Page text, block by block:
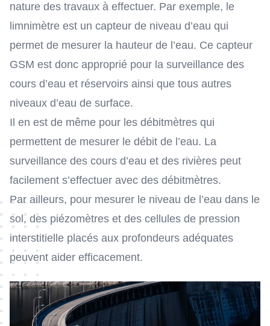
nature des travaux à effectuer. Par exemple, le
limnimètre est un capteur de niveau d’eau qui
permet de mesurer la hauteur de l’eau. Ce capteur
GSM est donc approprié pour la surveillance des
cours d’eau et réservoirs ainsi que tous autres
niveaux d’eau de surface.
Il en est de même pour les débitmètres qui
permettent de mesurer le débit de l’eau. La
surveillance des cours d’eau et des rivières peut
facilement s’effectuer avec des débitmètres.
Par ailleurs, pour mesurer le niveau de l’eau dans le
sol, des piézomètres et des cellules de pression
interstitielle placés aux profondeurs adéquates
peuvent aider efficacement.